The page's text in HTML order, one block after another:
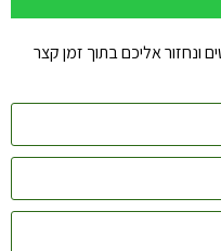
ונחזור אליכם בתוך זמן קצר